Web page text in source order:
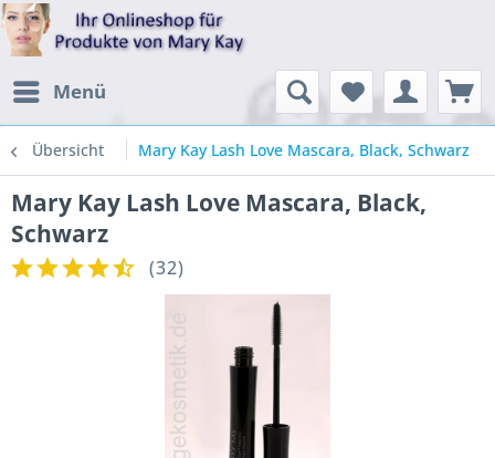
Menü
Übersicht Mary Kay Lash Love Mascara, Black, Schwarz
Mary Kay Lash Love Mascara, Black,
Schwarz
(32)